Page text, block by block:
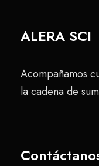
ALERA SCI
Acompañamos
la cadena de